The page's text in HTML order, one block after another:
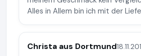
Alles in Allem bin ich mit der
Christa aus Dortmund